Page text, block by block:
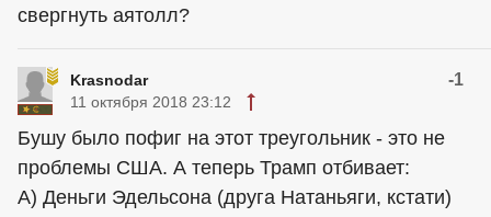
свергнуть аятолл?
Krasnodar -1
11 октября 2018 23:12
Бушу было пофиг на этот треугольник - это не
проблемы США. А теперь Трамп отбивает:
А) Деньги Эдельсона (друга Натаньяги, кстати)